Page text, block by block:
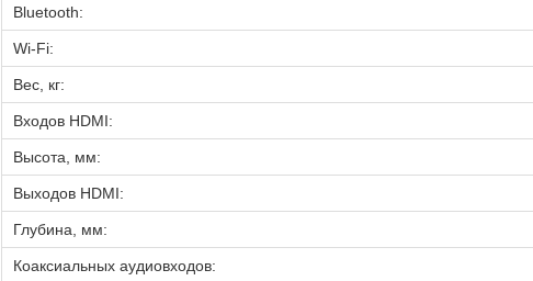
Bluetooth:
Wi-Fi:
Вес, кг:
Входов HDMI:
Высота, мм:
Выходов HDMI:
Глубина, мм:
Коаксиальных аудиовходов: